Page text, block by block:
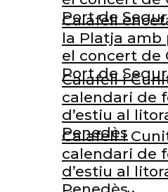
Port de Segur
Calafell i
calendari de
d’estiu al
Penedès
Calafell
la Platja amb
el concert de
Port de Segur
Calafell i
calendari de
d’estiu al